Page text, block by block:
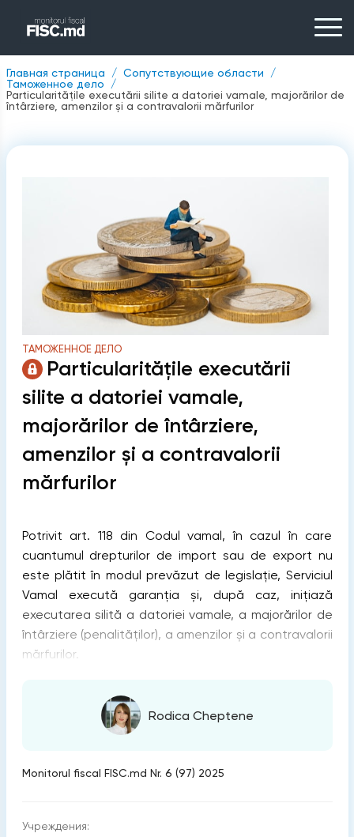
Главная страница
Сопутствующие области
Таможенное дело
Particularitățile executării silite a datoriei vamale, majorărilor de
întârziere, amenzilor și a contravalorii mărfurilor
ТАМОЖЕННОЕ ДЕЛО
Particularitățile executării
silite a datoriei vamale,
majorărilor de întârziere,
amenzilor și a contravalorii
mărfurilor
Potrivit art. 118 din Codul vamal, în cazul în care
cuantumul drepturilor de import sau de export nu
este plătit în modul prevăzut de legislație, Serviciul
Vamal execută garanția și, după caz, inițiază
executarea silită a datoriei vamale, a majorărilor de
întârziere (penalităților), a amenzilor și a contravalorii
mărfurilor.
Rodica Cheptene
Monitorul fiscal FISC.md Nr. 6 (97) 2025
Учреждения: